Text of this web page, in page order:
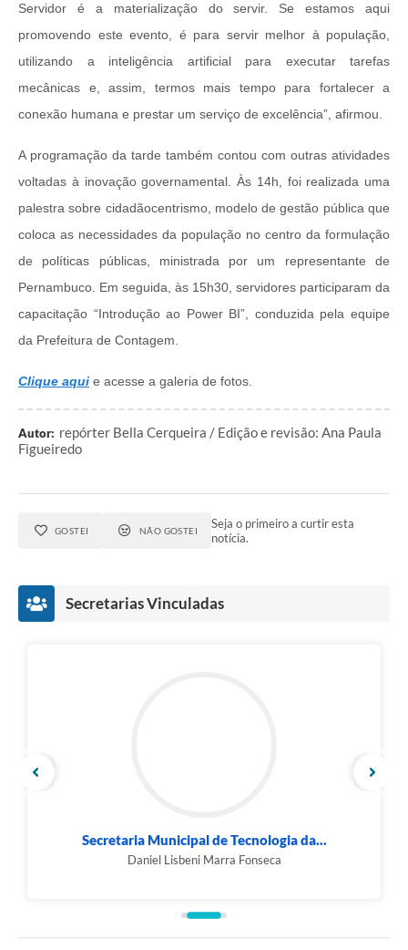
Servidor é a materialização do servir. Se estamos aqui
promovendo este evento, é para servir melhor à população,
utilizando a inteligência artificial para executar tarefas
mecânicas e, assim, termos mais tempo para fortalecer a
conexão humana e prestar um serviço de excelência”, afirmou.
A programação da tarde também contou com outras atividades
voltadas à inovação governamental. Às 14h, foi realizada uma
palestra sobre cidadãocentrismo, modelo de gestão pública que
coloca as necessidades da população no centro da formulação
de políticas públicas, ministrada por um representante de
Pernambuco. Em seguida, às 15h30, servidores participaram da
capacitação “Introdução ao Power BI”, conduzida pela equipe
da Prefeitura de Contagem.
Clique aqui e acesse a galeria de fotos.
Autor: repórter Bella Cerqueira / Edição e revisão: Ana Paula
Figueiredo
GOSTEI NÃO GOSTEI
Seja o primeiro a curtir esta
notícia.
Secretarias Vinculadas
Secretaria Municipal de Tecnologia da...
Daniel Lisbeni Marra Fonseca